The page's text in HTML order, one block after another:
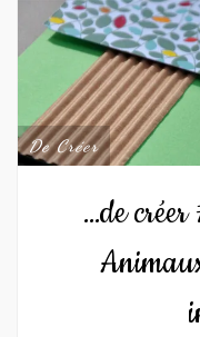
De Créer
…de